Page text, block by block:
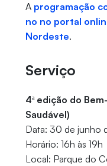
A programação
no no portal
Nordeste.
Serviço
4ª edição do
Saudável)
Data: 30 de junho
Horário: 16h às 19h
Local: Parque do